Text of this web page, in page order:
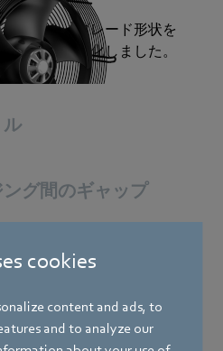
cookies
content and ads, to
and to analyze our
基づき、ブレード形状を
ペラを最適化しました。
ル
グ間のギャップ
よる静圧増加